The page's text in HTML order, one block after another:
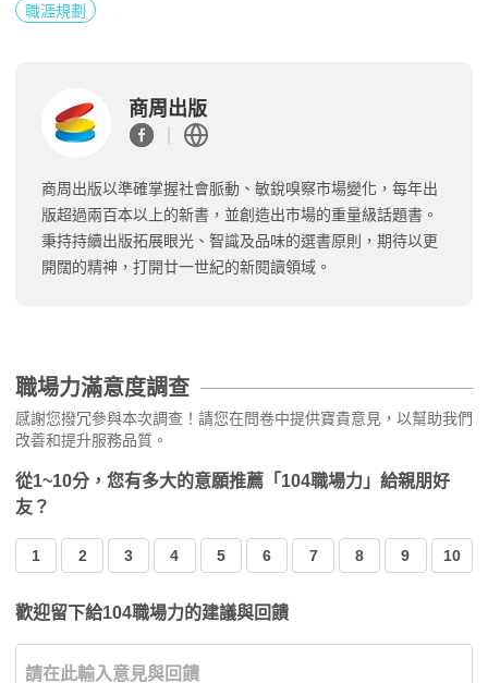
職涯規劃
商周出版
商周出版以準確掌握社會脈動、敏銳嗅察市場變化，每年出
版超過兩百本以上的新書，並創造出市場的重量級話題書。
秉持持續出版拓展眼光、智識及品味的選書原則，期待以更
開闊的精神，打開廿一世紀的新閱讀領域。
職場力滿意度調查
感謝您撥冗參與本次調查！請您在問卷中提供寶貴意見，以幫助我們
改善和提升服務品質。
從1~10分，您有多大的意願推薦「104職場力」給親朋好
友？
1 2 3 4 5 6 7 8 9 10
歡迎留下給104職場力的建議與回饋